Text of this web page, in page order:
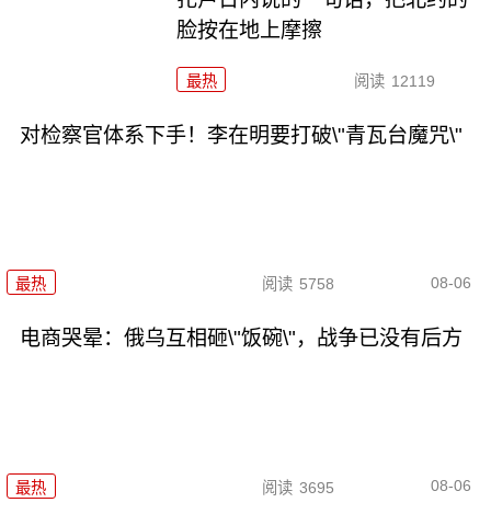
脸按在地上摩擦
最热 阅读 12119
对检察官体系下手！李在明要打破\"青瓦台魔咒\"
最热 阅读 5758 08-06
电商哭晕：俄乌互相砸\"饭碗\"，战争已没有后方
最热 阅读 3695 08-06